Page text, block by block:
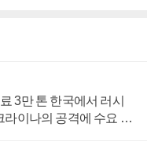
3만 톤 한국에서 러시
라이나의 공격에 수요 늘